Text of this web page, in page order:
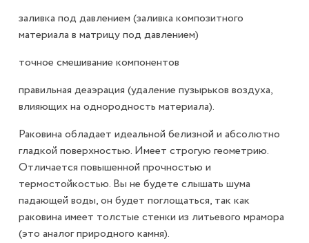
заливка под давлением (заливка композитного
материала в матрицу под давлением)
точное смешивание компонентов
правильная деаэрация (удаление пузырьков воздуха,
влияющих на однородность материала).
Раковина обладает идеальной белизной и абсолютно
гладкой поверхностью. Имеет строгую геометрию.
Отличается повышенной прочностью и
термостойкостью. Вы не будете слышать шума
падающей воды, он будет поглощаться, так как
раковина имеет толстые стенки из литьевого мрамора
(это аналог природного камня).